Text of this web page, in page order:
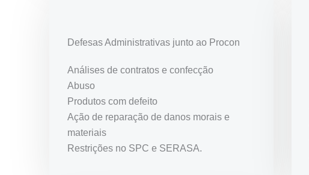
Defesas Administrativas junto ao Procon
Análises de contratos e confecção
Abuso
Produtos com defeito
Ação de reparação de danos morais e
materiais
Restrições no SPC e SERASA.